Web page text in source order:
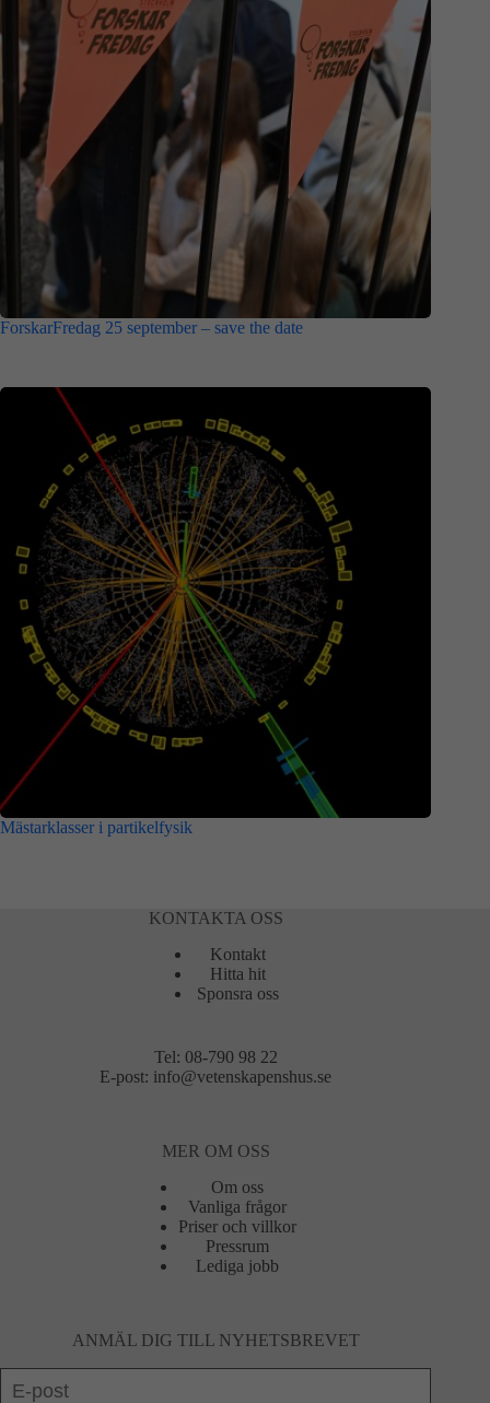
ForskarFredag 25 september – save the date
Mästarklasser i partikelfysik
KONTAKTA OSS
Kontakt
Hitta hit
Sponsra oss
Tel: 08-790 98 22
E-post: info@vetenskapenshus.se
MER OM OSS
Om oss
Vanliga frågor
Priser och villkor
Pressrum
Lediga jobb
ANMÄL DIG TILL NYHETSBREVET